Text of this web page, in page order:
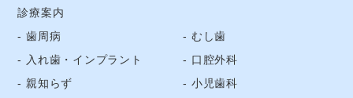
診療案内
歯周病
むし歯
入れ歯・インプラント
口腔外科
親知らず
小児歯科